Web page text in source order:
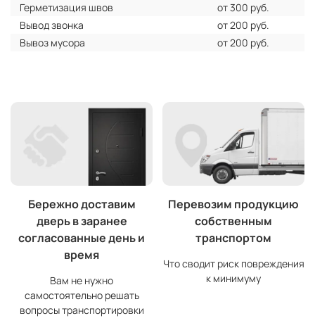
Герметизация швов
от 300 руб.
Вывод звонка
от 200 руб.
Вывоз мусора
от 200 руб.
Бережно доставим
дверь в заранее
согласованные день и
время
Вам не нужно
самостоятельно решать
вопросы транспортировки
Перевозим продукцию
собственным
транспортом
Что сводит риск повреждения
к минимуму